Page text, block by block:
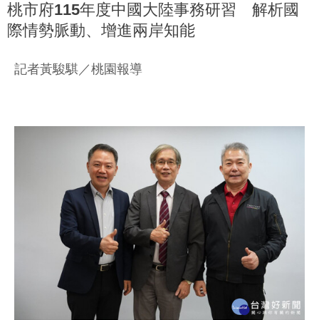
桃市府115年度中國大陸事務研習 解析國
際情勢脈動、增進兩岸知能
記者黃駿騏／桃園報導